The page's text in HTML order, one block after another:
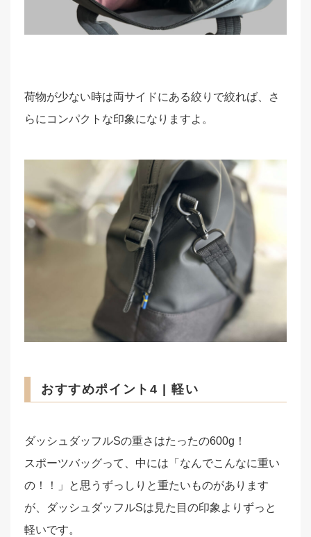
荷物が少ない時は両サイドにある絞りで絞れば、さ
らにコンパクトな印象になりますよ。
おすすめポイント4 | 軽い
ダッシュダッフルSの重さはたったの600g！
スポーツバッグって、中には「なんでこんなに重い
の！！」と思うずっしりと重たいものがあります
が、ダッシュダッフルSは見た目の印象よりずっと
軽いです。